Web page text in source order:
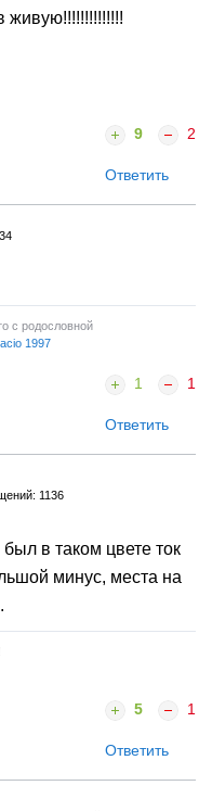
живую!!!!!!!!!!!!!!
9 2
Ответить
с родословной
1997
1 1
Ответить
1136
в таком цвете ток
минус, места на
5 1
Ответить